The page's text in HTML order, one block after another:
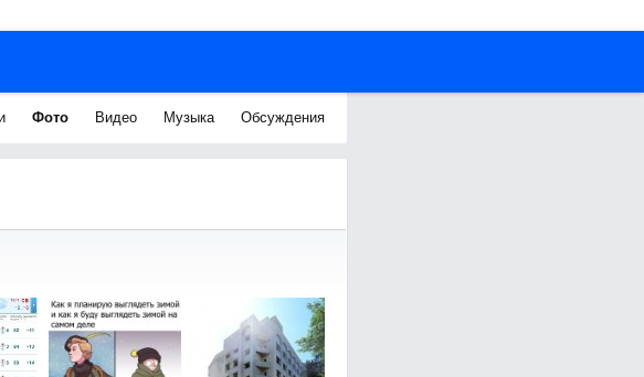
Фото Видео Музыка Обсуждения